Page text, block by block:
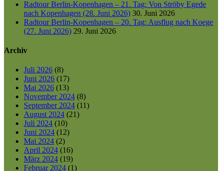
Radtour Berlin-Kopenhagen – 21. Tag: Von Ströby Egede
nach Kopenhagen (28. Juni 2026) 30. Juni 2026
Radtour Berlin-Kopenhagen – 20. Tag: Ausflug nach Koege
(27. Juni 2026) 29. Juni 2026
Archiv
Juli 2026 (8)
Juni 2026 (17)
Mai 2026 (13)
November 2024 (8)
September 2024 (11)
August 2024 (21)
Juli 2024 (10)
Juni 2024 (12)
Mai 2024 (2)
April 2024 (16)
März 2024 (19)
Februar 2024 (1)